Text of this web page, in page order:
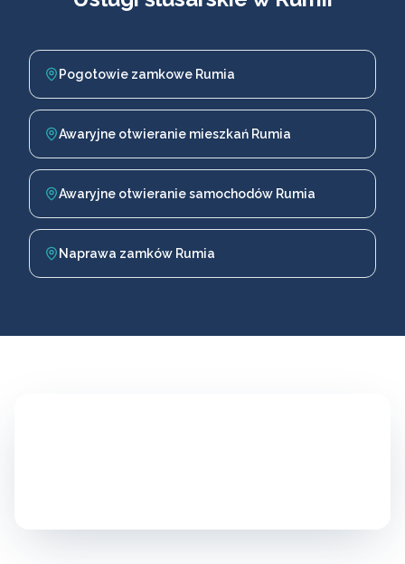
Pogotowie zamkowe Rumia
Awaryjne otwieranie mieszkań Rumia
Awaryjne otwieranie samochodów Rumia
Naprawa zamków Rumia